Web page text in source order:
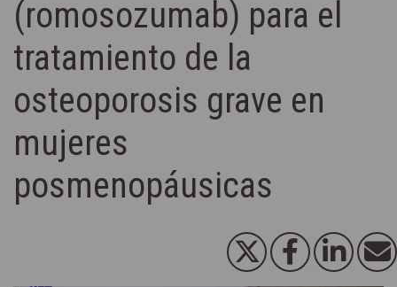
(romosozumab) para el
tratamiento de la
osteoporosis grave en
mujeres
posmenopáusicas